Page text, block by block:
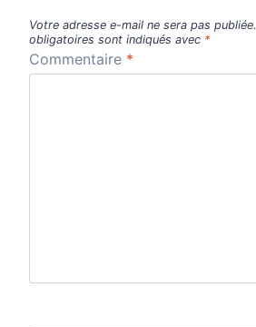
Votre adresse e-mail ne sera pas publiée.
obligatoires sont indiqués avec *
Commentaire *